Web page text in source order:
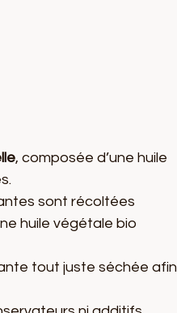
, composée d’une huile
sont récoltées
huile végétale bio
tout juste séchée afin